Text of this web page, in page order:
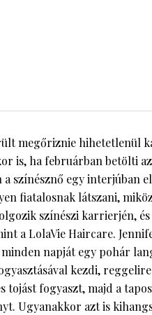
megőriznie hihetetlenül
is, ha februárban betölti
a színésznő egy interjúban
fiatalosnak látszani,
színészi karrierjén,
a LolaVie Haircare.
napját egy pohár
kezdi,
tojást fogyaszt, majd a
Ugyanakkor azt is